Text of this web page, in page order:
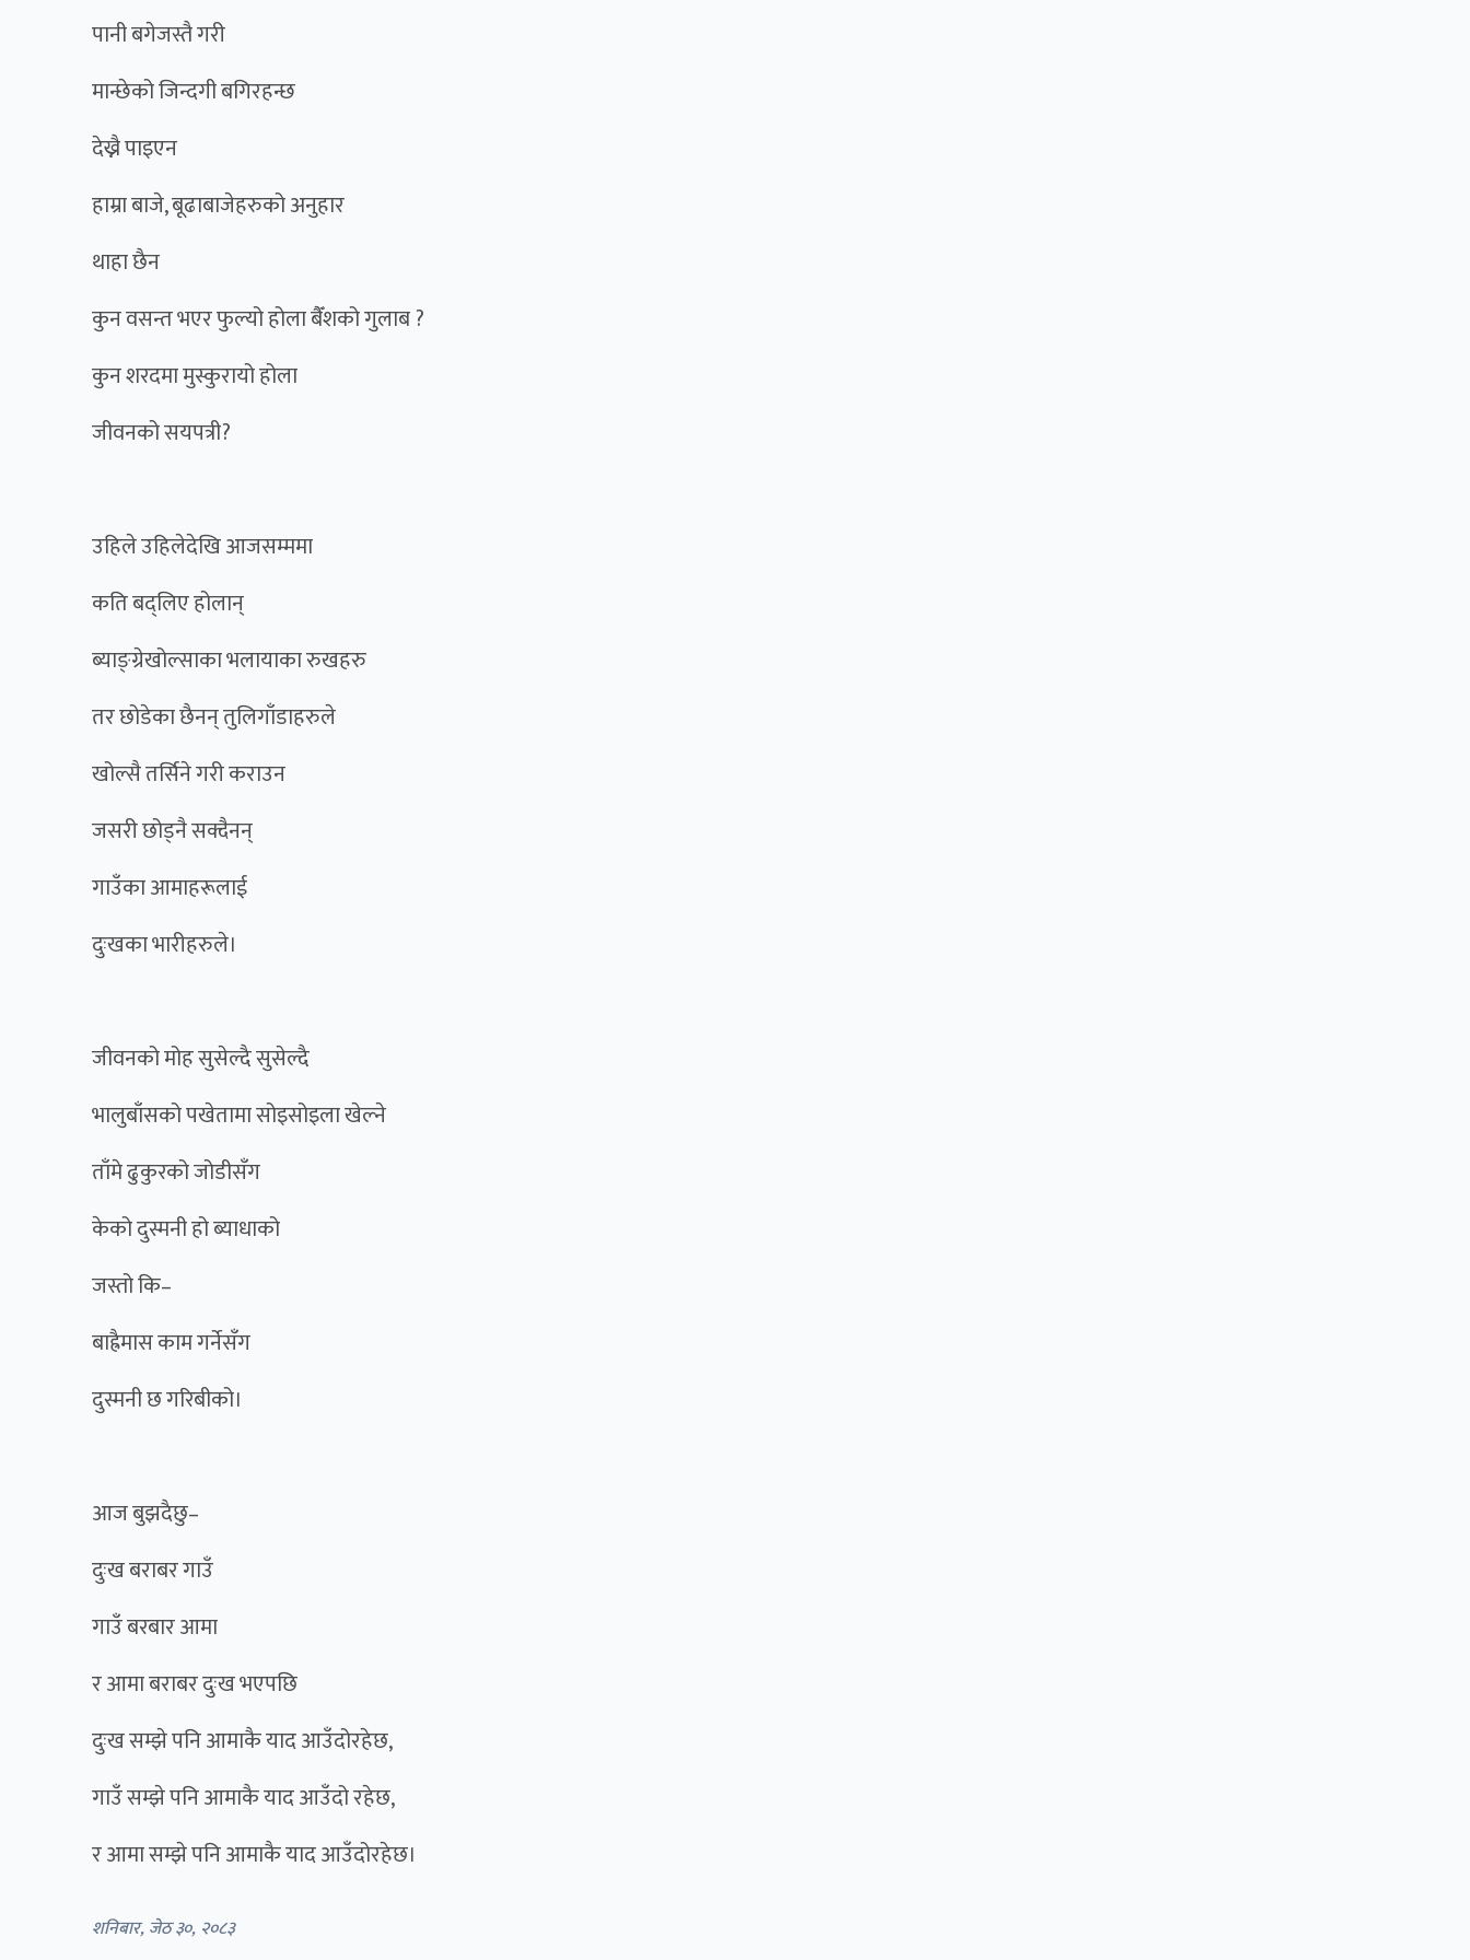
पानी बगेजस्तै गरी
मान्छेको जिन्दगी बगिरहन्छ
देख्नै पाइएन
हाम्रा बाजे, बूढाबाजेहरुको अनुहार
थाहा छैन
कुन वसन्त भएर फुल्यो होला बैँशको गुलाब ?
कुन शरदमा मुस्कुरायो होला
जीवनको सयपत्री?
उहिले उहिलेदेखि आजसम्ममा
कति बद्लिए होलान्
ब्याङ्ग्रेखोल्साका भलायाका रुखहरु
तर छोडेका छैनन् तुलिगाँडाहरुले
खोल्सै तर्सिने गरी कराउन
जसरी छोड्नै सक्दैनन्
गाउँका आमाहरूलाई
दुःखका भारीहरुले।
जीवनको मोह सुसेल्दै सुसेल्दै
भालुबाँसको पखेतामा सोइसोइला खेल्ने
ताँमे ढुकुरको जोडीसँग
केको दुस्मनी हो ब्याधाको
जस्तो कि–
बाह्रैमास काम गर्नेसँग
दुस्मनी छ गरिबीको।
आज बुझदैछु–
दुःख बराबर गाउँ
गाउँ बरबार आमा
र आमा बराबर दुःख भएपछि
दुःख सम्झे पनि आमाकै याद आउँदोरहेछ,
गाउँ सम्झे पनि आमाकै याद आउँदो रहेछ,
र आमा सम्झे पनि आमाकै याद आउँदोरहेछ।
शनिबार, जेठ ३०, २०८३